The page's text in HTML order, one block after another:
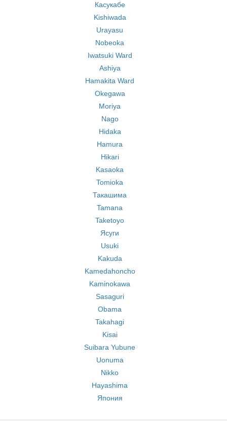
Касукабе
Kishiwada
Urayasu
Nobeoka
Iwatsuki Ward
Ashiya
Hamakita Ward
Okegawa
Moriya
Nago
Hidaka
Hamura
Hikari
Kasaoka
Tomioka
Такашима
Tamana
Taketoyo
Ясуги
Usuki
Kakuda
Kamedahoncho
Kaminokawa
Sasaguri
Obama
Takahagi
Kisai
Suibara Yubune
Uonuma
Nikko
Hayashima
Япония